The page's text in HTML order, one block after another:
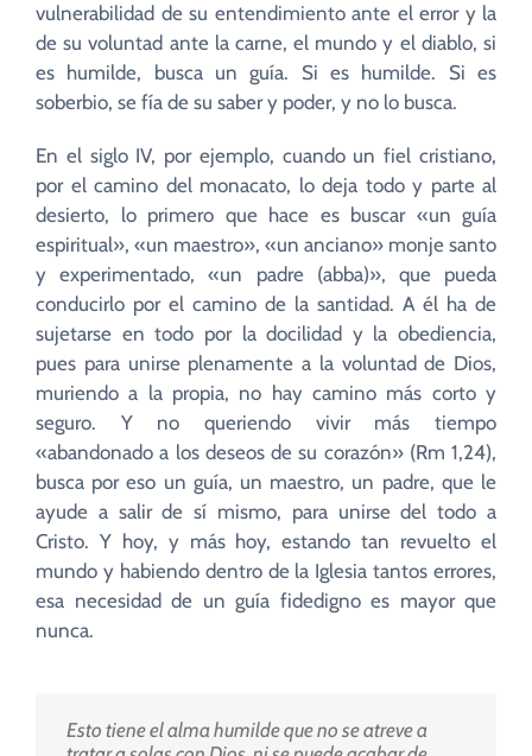
vulnerabilidad de su entendimiento ante el error y la
de su voluntad ante la carne, el mundo y el diablo, si
es humilde, busca un guía. Si es humilde. Si es
soberbio, se fía de su saber y poder, y no lo busca.
En el siglo IV, por ejemplo, cuando un fiel cristiano,
por el camino del monacato, lo deja todo y parte al
desierto, lo primero que hace es buscar «un guía
espiritual», «un maestro», «un anciano» monje santo
y experimentado, «un padre (abba)», que pueda
conducirlo por el camino de la santidad. A él ha de
sujetarse en todo por la docilidad y la obediencia,
pues para unirse plenamente a la voluntad de Dios,
muriendo a la propia, no hay camino más corto y
seguro. Y no queriendo vivir más tiempo
«abandonado a los deseos de su corazón» (Rm 1,24),
busca por eso un guía, un maestro, un padre, que le
ayude a salir de sí mismo, para unirse del todo a
Cristo. Y hoy, y más hoy, estando tan revuelto el
mundo y habiendo dentro de la Iglesia tantos errores,
esa necesidad de un guía fidedigno es mayor que
nunca.
Esto tiene el alma humilde que no se atreve a